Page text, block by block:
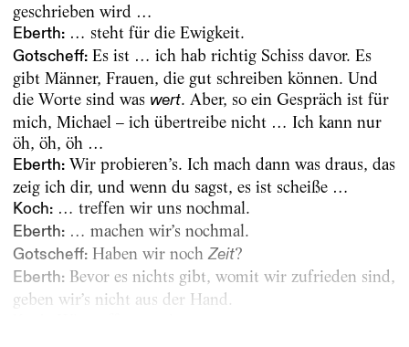
geschrieben wird …
Eberth:… steht für die Ewigkeit.
Gotscheff:Es ist … ich hab richtig Schiss davor. Es
gibt Männer, Frauen, die gut schreiben können. Und
die Worte sind was wert. Aber, so ein Gespräch ist für
mich, Michael – ich übertreibe nicht … Ich kann nur
öh, öh, öh …
Eberth:Wir probieren’s. Ich mach dann was draus, das
zeig ich dir, und wenn du sagst, es ist scheiße …
Koch:… treffen wir uns nochmal.
Eberth:… machen wir’s nochmal.
Gotscheff:Haben wir noch Zeit?
Eberth:Bevor es nichts gibt, womit wir zufrieden sind,
geben wir’s nicht aus der Hand.